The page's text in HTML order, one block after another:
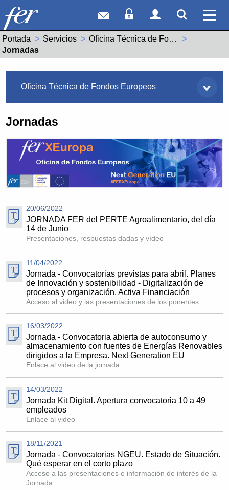
Correo webAcceso Socios
Acceso
Portada Servicios
Oficina Técnica de Fondos Europeos
Actual:
Jornadas
Oficina Técnica de Fondos Europeos
Jornadas
20/06/2022
JORNADA FER del PERTE Agroalimentario, del día
14 de Junio
Presentaciones, respuestas dadas y vídeo
11/04/2022
Jornada - Convocatorias previstas para abril. Planes
de Innovación y sostenibilidad - Digitalización de
procesos y organización. Activa Financiación
Acceso al video y las presentaciones de los ponentes
16/03/2022
Jornada - Convocatoria abierta de autoconsumo y
almacenamiento con fuentes de Energías Renovables
dirigidos a la Empresa. Next Generation EU
Enlace al video de la jornada
14/03/2022
Jornada Kit Digital. Apertura convocatoria 10 a 49
empleados
Enlace al video
18/11/2021
Jornada - Convocatorias NGEU. Estado de Situación.
Qué esperar en el corto plazo
Acceso a las presentaciones e información de interés de la
Jornada.